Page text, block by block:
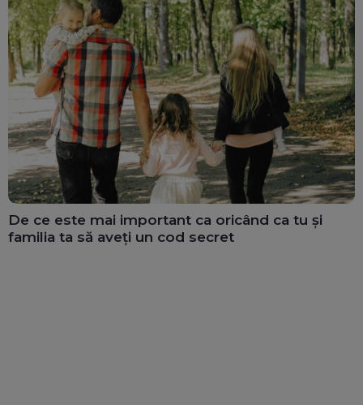
De ce este mai important ca oricând ca tu și
familia ta să aveți un cod secret